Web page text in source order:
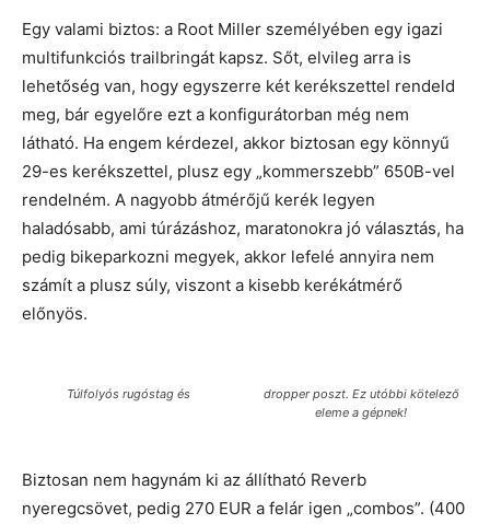
Egy valami biztos: a Root Miller személyében egy igazi
multifunkciós trailbringát kapsz. Sőt, elvileg arra is
lehetőség van, hogy egyszerre két kerékszettel rendeld
meg, bár egyelőre ezt a konfigurátorban még nem
látható. Ha engem kérdezel, akkor biztosan egy könnyű
29-es kerékszettel, plusz egy „kommerszebb” 650B-vel
rendelném. A nagyobb átmérőjű kerék legyen
haladósabb, ami túrázáshoz, maratonokra jó választás, ha
pedig bikeparkozni megyek, akkor lefelé annyira nem
számít a plusz súly, viszont a kisebb kerékátmérő
előnyös.
Túlfolyós rugóstag és
dropper poszt. Ez utóbbi kötelező
eleme a gépnek!
Biztosan nem hagynám ki az állítható Reverb
nyeregcsövet, pedig 270 EUR a felár igen „combos”. (400